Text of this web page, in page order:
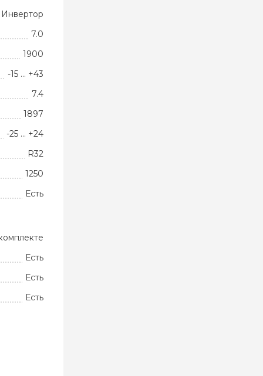
Инвертор
7.0
1900
-15 … +43
7.4
1897
-25 … +24
R32
1250
Есть
Есть
Есть
Есть